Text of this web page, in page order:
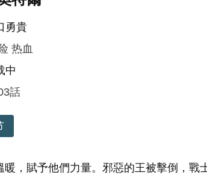
勇貴
热血
中
話
，賦予他們力量。邪惡的王被擊倒，戰